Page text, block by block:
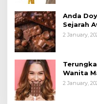
Anda
Sejarah
2 January,
Wanita
2 January,